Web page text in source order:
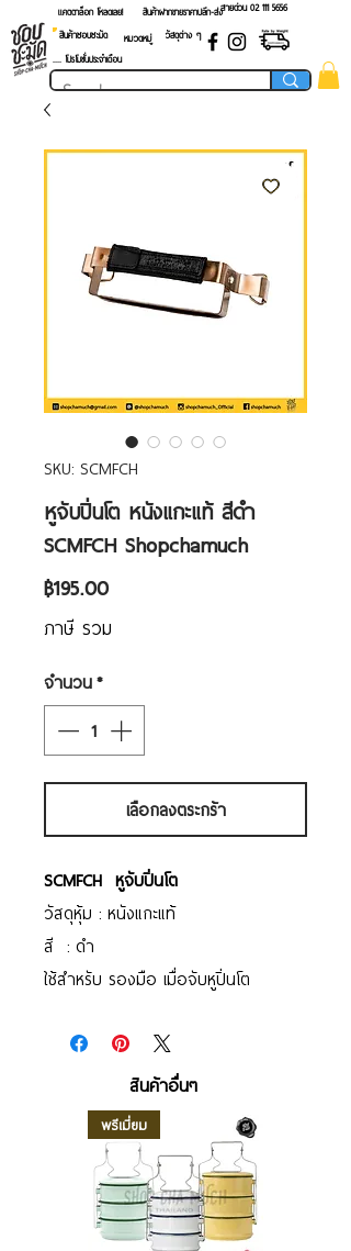
แคตตาล็อก โหลดเลย! สายด่วน 02 ​111 5656
สินค้าฝากขายราคาปลีก-ส่ง
สินค้าชอบชะมัด
หมวดหมู่
วัสดุต่าง ๆ
.... โปรโมชั่นประจำเดือน
SKU: SCMFCH
หูจับปิ่นโต หนังแกะแท้ สีดำ
SCMFCH Shopchamuch
฿195.00ราคา
ภาษี รวม
จำนวน*
เลือกลงตระกร้า
SCMFCH หูจับปิ่นโต
วัสดุหุ้ม : หนังแกะแท้
สี : ดำ
ใช้สำหรับ รองมือ เมื่อจับหูปิ่นโต
สินค้าอื่นๆ
พรีเมี่ยม